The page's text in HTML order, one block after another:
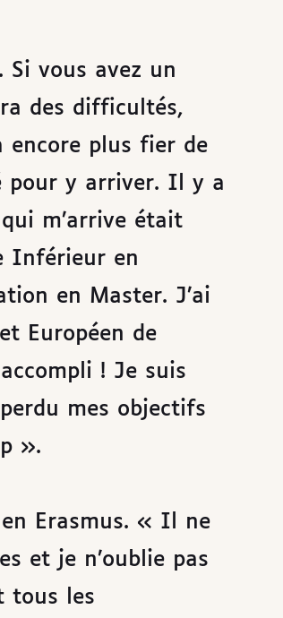
vous avez un
des difficultés,
encore plus fier de
pour y arriver. Il y a
m’arrive était
Inférieur en
en Master. J’ai
Européen de
! Je suis
mes objectifs
».
en Erasmus. « Il ne
et je n’oublie pas
tous les